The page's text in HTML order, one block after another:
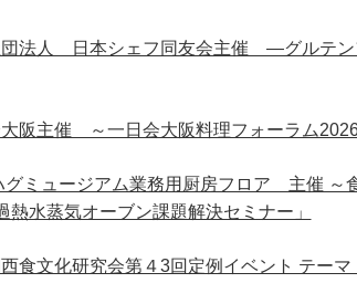
団法人 日本シェフ同友会主催 ―グルテ
大阪主催 ～一日会大阪料理フォーラム
グミュージアム業務用厨房フロア 主催 ～
熱水蒸気オーブン課題解決セミナー」
西食文化研究会第４3回定例イベント テー